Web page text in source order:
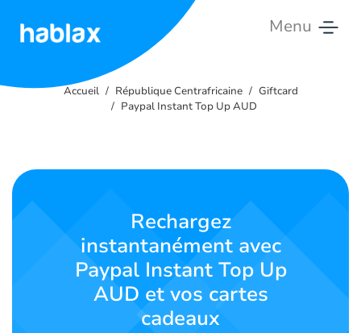
Menu
nous
Accueil République Centrafricaine
Giftcard
Paypal Instant Top Up AUD
Rechargez
instantanément avec
Paypal Instant Top Up
AUD et vos cartes
cadeaux